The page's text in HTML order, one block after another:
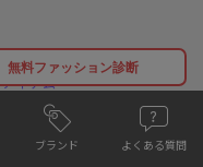
アイテム
ウス100選】大人可愛い
め！映えトップスを厳
ブランド よくある質問
無料ファッション診断